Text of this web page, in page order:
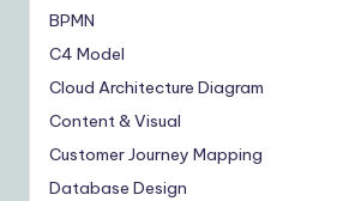
BPMN
C4 Model
Cloud Architecture Diagram
Content & Visual
Customer Journey Mapping
Database Design